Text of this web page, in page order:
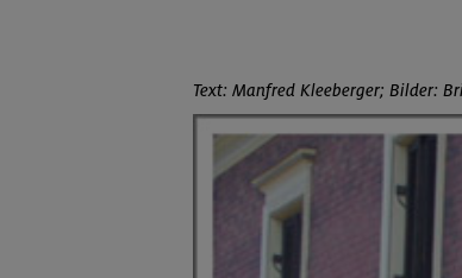
Text: Manfred Kleeberger; Bilder: